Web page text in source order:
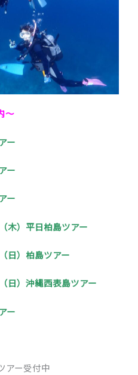
～
ー
ー
ー
）平日柏島ツアー
日）柏島ツアー
）沖縄西表島ツアー
ー
アー受付中